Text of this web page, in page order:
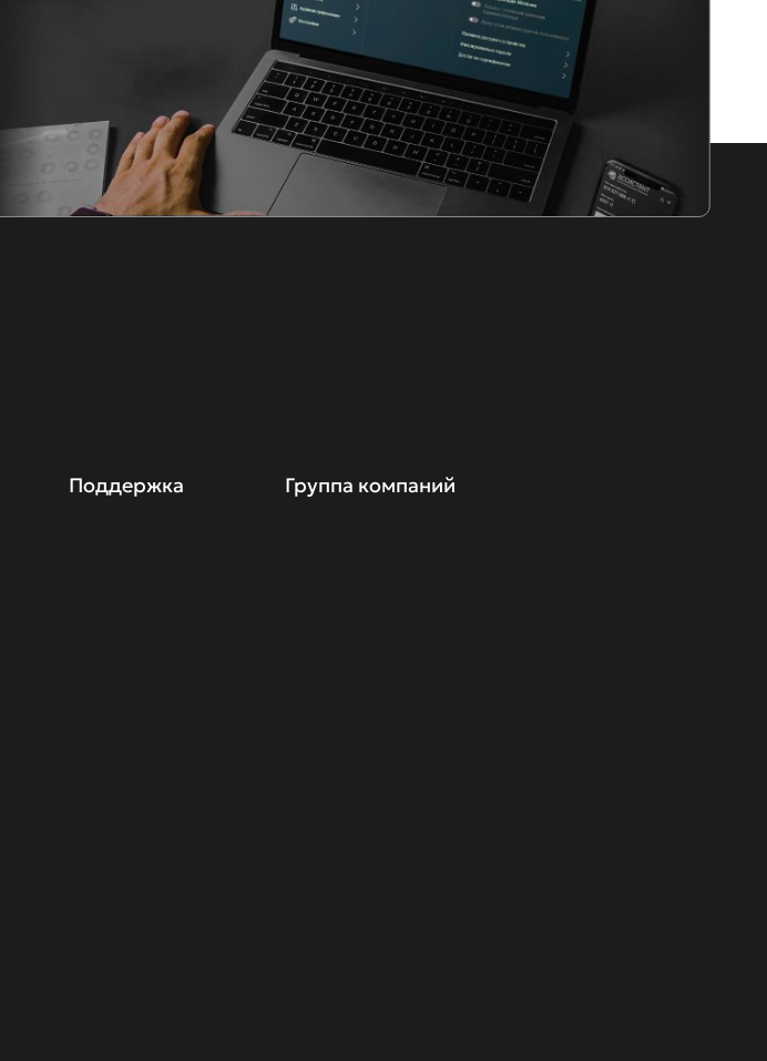
Поддержка Группа компаний